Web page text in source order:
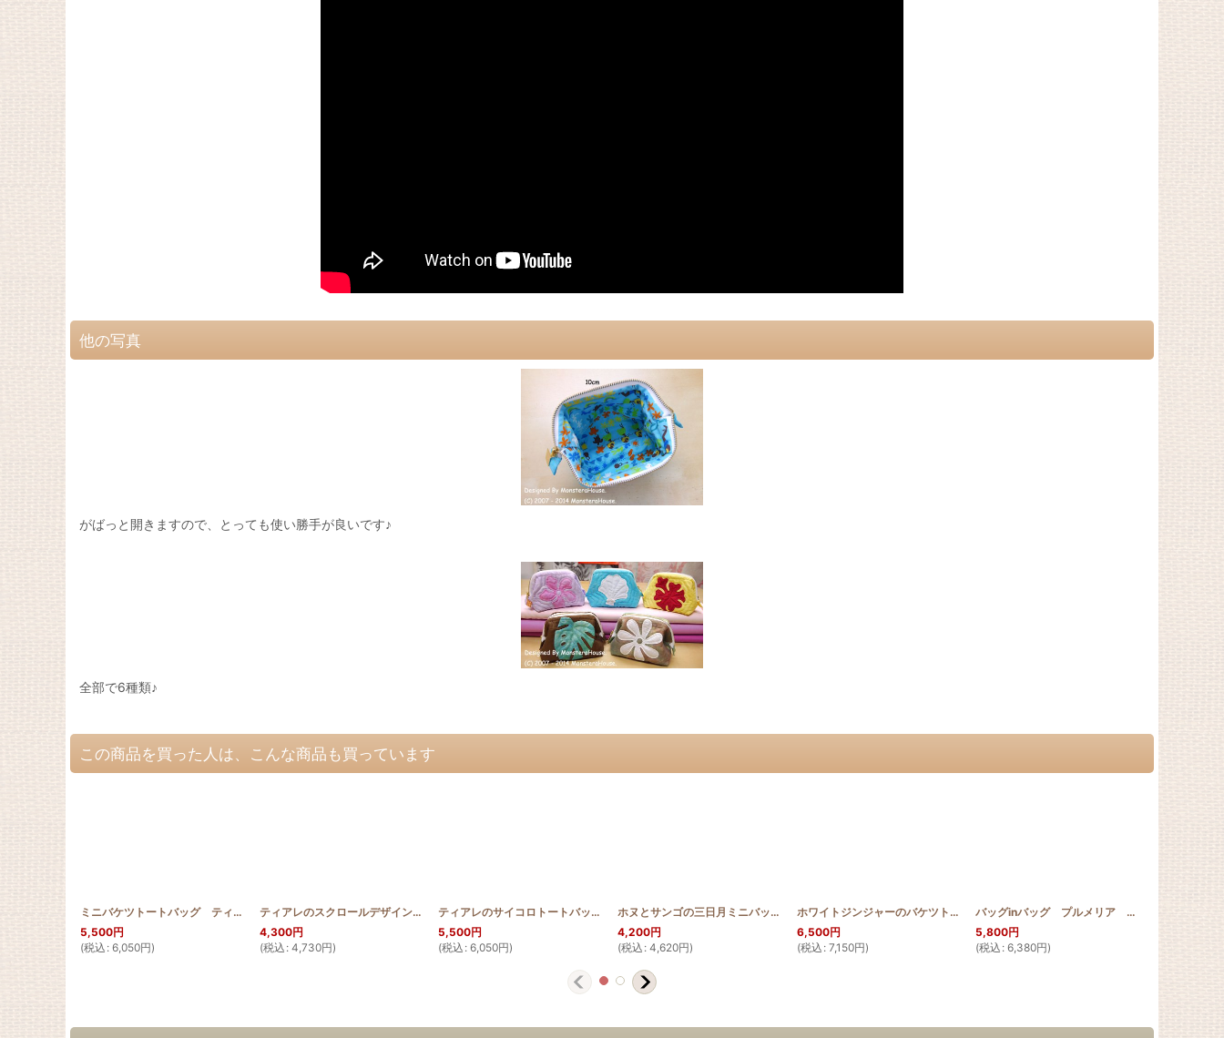
他の写真
がばっと開きますので、とっても使い勝手が良いです♪
全部で6種類♪
この商品を買った人は、こんな商品も買っています
ミニバケツトートバッグ ティアレ [HQBTOTE_MINI_TIA]
5,500円
(税込 : 6,050円)
ティアレのスクロールデザイン 長財布 [HQWLT_TIA2_SCR ]
4,300円
(税込 : 4,730円)
ティアレのサイコロトートバッグ HQSAIB_TIA]
5,500円
(税込 : 6,050円)
ホヌとサンゴの三日月ミニバッグ HQB_CRE_MINI_HONU]
4,200円
(税込 : 4,620円)
ホワイトジンジャーのバケツトート [HQB_BTOTE_WGIN]
6,500円
(税込 : 7,150円)
バッグinバッグ プルメリア スクロールデザイン
5,800円
(税込 : 6,380円)